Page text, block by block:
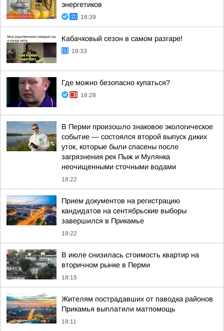
энергетиков
18:39
Кабачковый сезон в самом разгаре!
18:33
Где можно безопасно купаться?
18:28
В Перми произошло знаковое экологическое
событие — состоялся второй выпуск диких
уток, которые были спасены после
загрязнения рек Пыж и Мулянка
неочищенными сточными водами
18:22
Прием документов на регистрацию
кандидатов на сентябрьские выборы
завершился в Прикамье
18:22
В июле снизилась стоимость квартир на
вторичном рынке в Перми
18:15
Жителям пострадавших от паводка районов
Прикамья выплатили матпомощь
18:11